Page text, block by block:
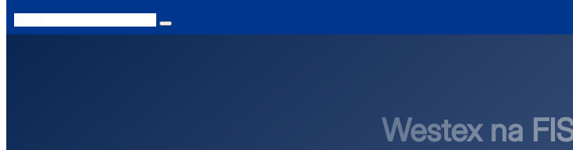
Search
Westex na